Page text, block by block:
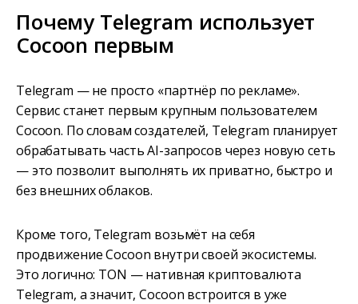
Почему Telegram использует
Cocoon первым
Telegram — не просто «партнёр по рекламе».
Сервис станет первым крупным пользователем
Cocoon. По словам создателей, Telegram планирует
обрабатывать часть AI-запросов через новую сеть
— это позволит выполнять их приватно, быстро и
без внешних облаков.
Кроме того, Telegram возьмёт на себя
продвижение Cocoon внутри своей экосистемы.
Это логично: TON — нативная криптовалюта
Telegram, а значит, Cocoon встроится в уже